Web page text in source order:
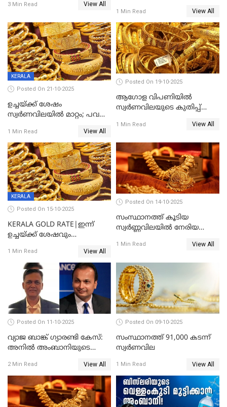
കിട്ടും!
3 Min Read View All
കുറഞ്ഞു
1 Min Read View All
KERALA
Posted On 21-10-2025
ഉച്ചയ്ക്ക് ശേഷം
സ്വർണവിലയിൽ മാറ്റം; പവന്
1 Min Read View All
Posted On 19-10-2025
ആഗോള വിപണിയിൽ
സ്വർണവിലയുടെ കുതിപ്പ്
1 Min Read View All
KERALA
Posted On 15-10-2025
KERALA GOLD RATE|ഇന്ന്
ഉച്ചയ്ക്ക് ശേഷവും
പവന് കൂടിയത് 400 രൂപ
1 Min Read View All
Posted On 14-10-2025
സംസ്ഥാനത്ത് കൂടിയ
സ്വർണ്ണവിലയിൽ നേരിയ
1 Min Read View All
Posted On 11-10-2025
വ്യാജ ബാങ്ക് ഗ്യാരണ്ടി കേസ്:
അനിൽ അംബാനിയുടെ
അറസ്റ്റിൽ; ഇഡി അന്വേഷണം
വ്യാപിപ്പിക്കുന്നു
2 Min Read View All
Posted On 09-10-2025
സംസ്ഥാനത്ത് 91,000 കടന്ന്
സ്വര്‍ണവില
1 Min Read View All